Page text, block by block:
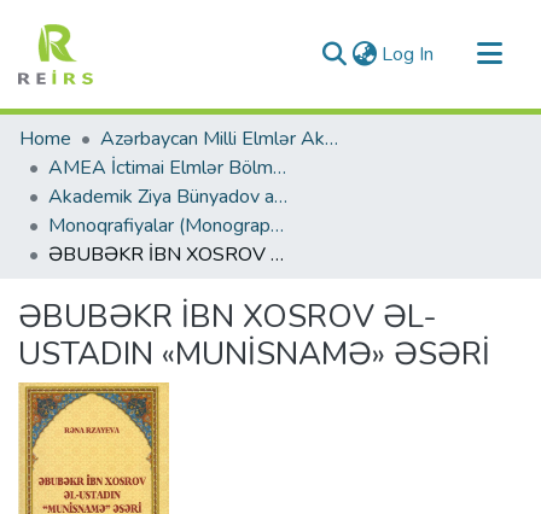
Log In (current)
Communities & Collections
All of DSpace
Statistics
Home
Azərbaycan Milli Elmlər Akademiyası
AMEA İctimai Elmlər Bölməsi
Akademik Ziya Bünyadov adına Şərqşünaslıq İnstitutu
Monoqrafiyalar (Monographs)
ƏBUBƏKR İBN XOSROV ƏL-USTADIN «MUNİSNAMƏ» ƏSƏRİ
ƏBUBƏKR İBN XOSROV ƏL-
USTADIN «MUNİSNAMƏ» ƏSƏRİ